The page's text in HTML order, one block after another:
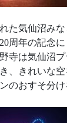
た気仙沼み
周年の記念
寺は気仙沼
、きれいな
のおすそ分け